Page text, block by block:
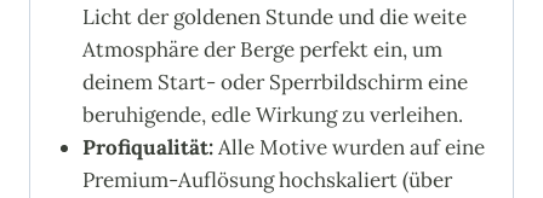
Licht der goldenen Stunde und die weite
Atmosphäre der Berge perfekt ein, um
deinem Start- oder Sperrbildschirm eine
beruhigende, edle Wirkung zu verleihen.
Profiqualität:Alle Motive wurden auf eine
Premium-Auflösung hochskaliert (über